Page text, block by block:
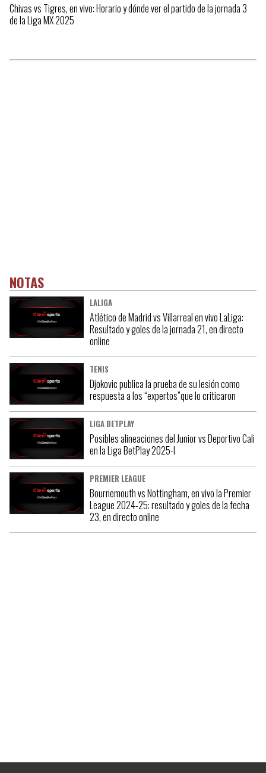
Chivas vs Tigres, en vivo: Horario y dónde ver el partido de la jornada 3
de la Liga MX 2025
NOTAS
LALIGA
Atlético de Madrid vs Villarreal en vivo LaLiga:
Resultado y goles de la jornada 21, en directo
online
TENIS
Djokovic publica la prueba de su lesión como
respuesta a los “expertos”que lo criticaron
LIGA BETPLAY
Posibles alineaciones del Junior vs Deportivo Cali
en la Liga BetPlay 2025-I
PREMIER LEAGUE
Bournemouth vs Nottingham, en vivo la Premier
League 2024-25: resultado y goles de la fecha
23, en directo online